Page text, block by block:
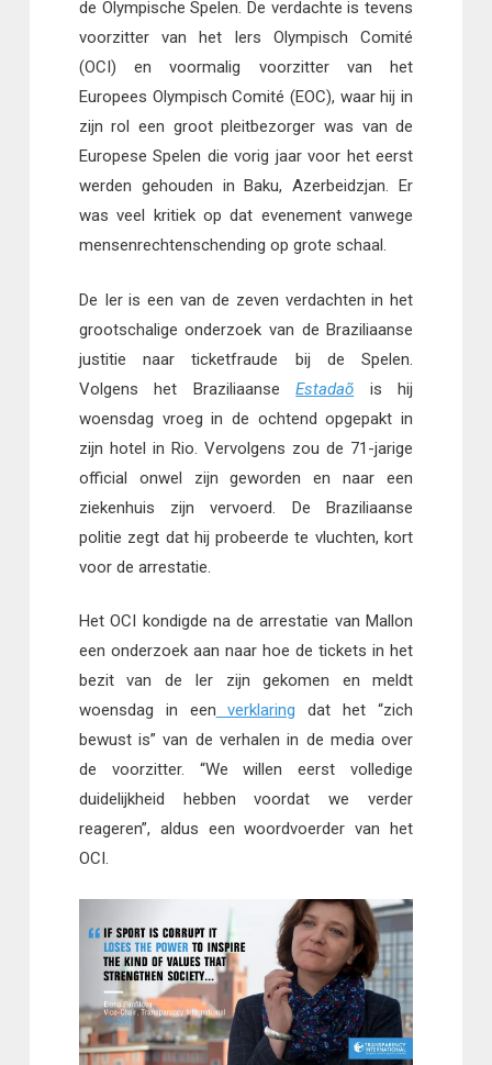
de Olympische Spelen. De verdachte is tevens
voorzitter van het Iers Olympisch Comité
(OCI) en voormalig voorzitter van het
Europees Olympisch Comité (EOC), waar hij in
zijn rol een groot pleitbezorger was van de
Europese Spelen die vorig jaar voor het eerst
werden gehouden in Baku, Azerbeidzjan. Er
was veel kritiek op dat evenement vanwege
mensenrechtenschending op grote schaal.
De Ier is een van de zeven verdachten in het
grootschalige onderzoek van de Braziliaanse
justitie naar ticketfraude bij de Spelen.
Volgens het BraziliaanseEstadaõ is hij
woensdag vroeg in de ochtend opgepakt in
zijn hotel in Rio. Vervolgens zou de 71-jarige
official onwel zijn geworden en naar een
ziekenhuis zijn vervoerd. De Braziliaanse
politie zegt dat hij probeerde te vluchten, kort
voor de arrestatie.
Het OCI kondigde na de arrestatie van Mallon
een onderzoek aan naar hoe de tickets in het
bezit van de Ier zijn gekomen en meldt
woensdag in een verklaring dat het “zich
bewust is” van de verhalen in de media over
de voorzitter. “We willen eerst volledige
duidelijkheid hebben voordat we verder
reageren”, aldus een woordvoerder van het
OCI.